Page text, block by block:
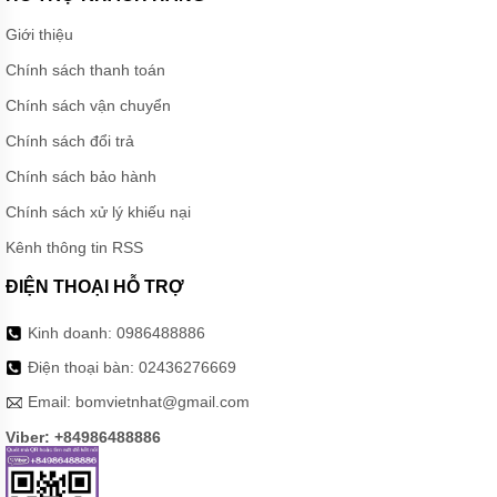
CƠ
BÌNH
TÍCH
ÁP
VAREM
BƠM
NGHIỆP
TIN
THIỆU
SẢN
PHẨM
MỚI
HỆ
Giới thiệu
Chính sách thanh toán
Chính sách vận chuyển
Chính sách đổi trả
Chính sách bảo hành
Chính sách xử lý khiếu nại
Kênh thông tin RSS
ĐIỆN THOẠI HỖ TRỢ
Kinh doanh: 0986488886
Điện thoại bàn: 02436276669
Email: bomvietnhat@gmail.com
Viber: +84986488886